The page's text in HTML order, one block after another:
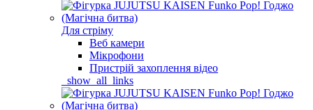
Для стріму
Веб камери
Мікрофони
Пристрій захоплення відео
_show_all_links